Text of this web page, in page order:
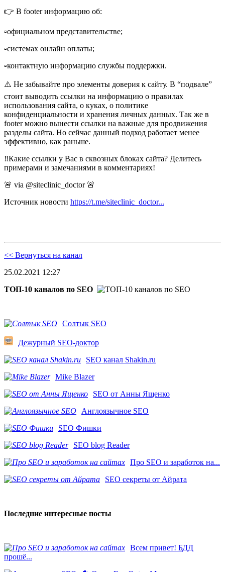
👉 В footer информацию об:
▫️официальном представительстве;
▫️системах онлайн оплаты;
▫️контактную информацию службы поддержки.
⚠️ Не забывайте про элементы доверия к сайту. В “подвале”
стоит выводить ссылки на информацию о правилах
использования сайта, о куках, о политике
конфиденциальности и хранения личных данных. Так же в
footer можно вынести ссылки на важные для продвижения
разделы сайта. Но сейчас данный подход работает менее
эффективно, как раньше.
‼️Какие ссылки у Вас в сквозных блоках сайта? Делитесь
примерами и замечаниями в комментариях!
🚨 via @siteclinic_doctor 🚨
Источник новости https://t.me/siteclinic_doctor...
<< Вернуться на канал
25.02.2021 12:27
ТОП-10 каналов по SEO
Солтык SEO
Дежурный SEO-доктор
SEO канал Shakin.ru
Mike Blazer
SEO от Анны Ященко
Англоязычное SEO
SEO Фишки
SEO blog Reader
Про SEO и заработок на...
SEO секреты от Айрата
Последние интересные посты
Всем привет! БДД
прошё...